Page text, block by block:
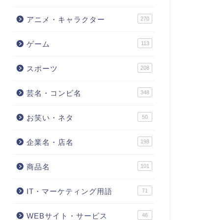
アニメ・キャラクター 270
ゲーム 113
スポーツ 208
芸名・コンビ名 348
お笑い・ネタ 50
企業名・店名 198
商品名 101
IT・マーケティング用語 71
WEBサイト・サービス 46